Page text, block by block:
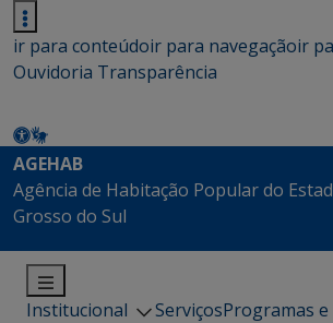
ir para conteúdoir para navegaçãoir
Ouvidoria Transparência
AGEHAB
Agência de Habitação Popular do
Grosso do Sul
Institucional ServiçosProgramas